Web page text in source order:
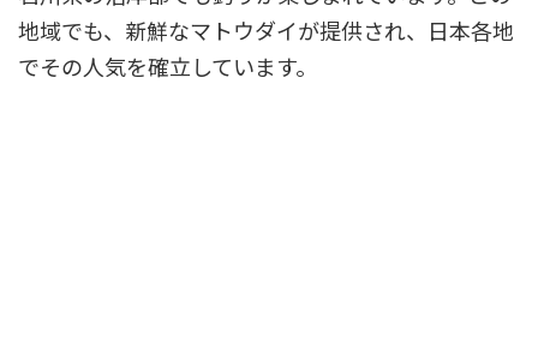
地域でも、新鮮なマトウダイが提供され、日本各地
でその人気を確立しています。